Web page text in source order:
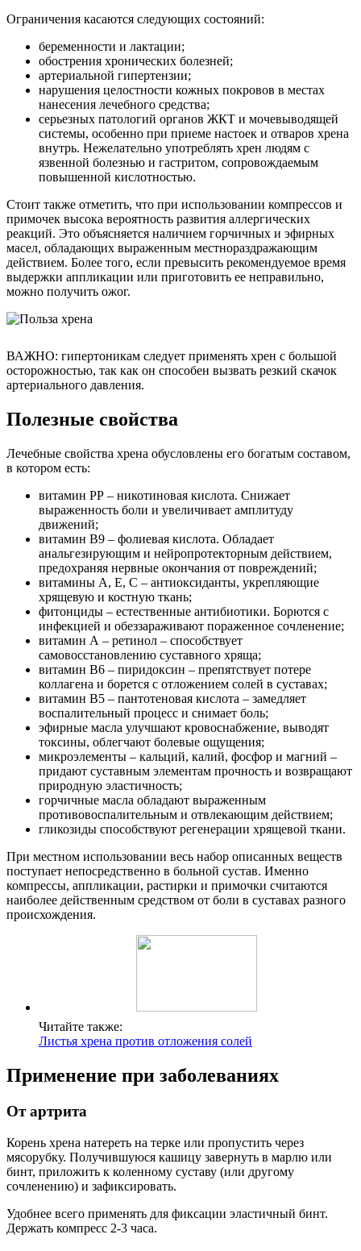
Ограничения касаются следующих состояний:
беременности и лактации;
обострения хронических болезней;
артериальной гипертензии;
нарушения целостности кожных покровов в местах
нанесения лечебного средства;
серьезных патологий органов ЖКТ и мочевыводящей
системы, особенно при приеме настоек и отваров хрена
внутрь. Нежелательно употреблять хрен людям с
язвенной болезнью и гастритом, сопровождаемым
повышенной кислотностью.
Стоит также отметить, что при использовании компрессов и
примочек высока вероятность развития аллергических
реакций. Это объясняется наличием горчичных и эфирных
масел, обладающих выраженным местнораздражающим
действием. Более того, если превысить рекомендуемое время
выдержки аппликации или приготовить ее неправильно,
можно получить ожог.
ВАЖНО: гипертоникам следует применять хрен с большой
осторожностью, так как он способен вызвать резкий скачок
артериального давления.
Полезные свойства
Лечебные свойства хрена обусловлены его богатым составом,
в котором есть:
витамин РР – никотиновая кислота. Снижает
выраженность боли и увеличивает амплитуду
движений;
витамин В9 – фолиевая кислота. Обладает
анальгезирующим и нейропротекторным действием,
предохраняя нервные окончания от повреждений;
витамины А, Е, С – антиоксиданты, укрепляющие
хрящевую и костную ткань;
фитонциды – естественные антибиотики. Борются с
инфекцией и обеззараживают пораженное сочленение;
витамин А – ретинол – способствует
самовосстановлению суставного хряща;
витамин В6 – пиридоксин – препятствует потере
коллагена и борется с отложением солей в суставах;
витамин В5 – пантотеновая кислота – замедляет
воспалительный процесс и снимает боль;
эфирные масла улучшают кровоснабжение, выводят
токсины, облегчают болевые ощущения;
микроэлементы – кальций, калий, фосфор и магний –
придают суставным элементам прочность и возвращают
природную эластичность;
горчичные масла обладают выраженным
противовоспалительным и отвлекающим действием;
гликозиды способствуют регенерации хрящевой ткани.
При местном использовании весь набор описанных веществ
поступает непосредственно в больной сустав. Именно
компрессы, аппликации, растирки и примочки считаются
наиболее действенным средством от боли в суставах разного
происхождения.
Читайте также:
Листья хрена против отложения солей
Применение при заболеваниях
От артрита
Корень хрена натереть на терке или пропустить через
мясорубку. Получившуюся кашицу завернуть в марлю или
бинт, приложить к коленному суставу (или другому
сочленению) и зафиксировать.
Удобнее всего применять для фиксации эластичный бинт.
Держать компресс 2-3 часа.